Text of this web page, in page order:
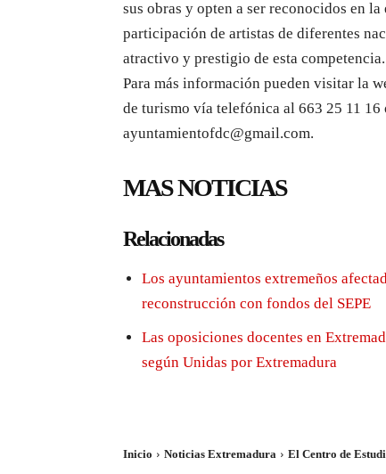
sus obras y opten a ser reconocidos en
participación de artistas de diferentes
atractivo y prestigio de esta competencia.
Para más información pueden visitar la
de turismo vía telefónica al 663 25 11 16
ayuntamientofdc@gmail.com.
MAS NOTICIAS
Relacionadas
Los ayuntamientos extremeños
reconstrucción con fondos del SEPE
Las oposiciones docentes en
según Unidas por Extremadura